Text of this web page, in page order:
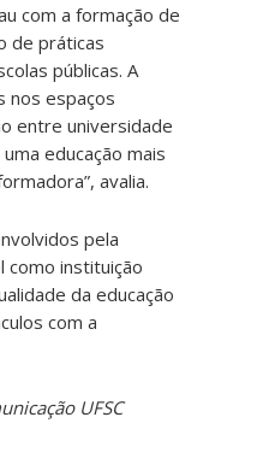
com a formação de
de práticas
públicas. A
nos espaços
entre universidade
educação mais
avalia.
pela
como instituição
da educação
com a
UFSC